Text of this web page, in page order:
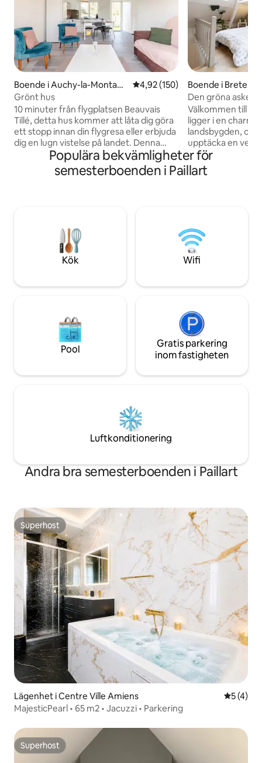
Boende i Auchy-la-Montagn
e
4,92 av 5 i genomsnittligt
4,92 (150)
Grönt hus
10 minuter från flygplatsen Beauvais
Tillé, detta hus kommer att låta dig göra
ett stopp innan din flygresa eller erbjuda
dig en lugn vistelse på landet. Denna
mycket trevliga lilla by ligger 10 minuter
från Beauvais och 1 timme från Paris.
Detta mycket ljusa hus är fullt utrustat
dig, där du kan tillbringa en trevlig stund
skyddad från nyfikna blickar.
Boende i Breteuil
Den gröna asken
Välkommen till l'Écrin
ligger i en
landsbygden,
upptäcka en
Njut av ett inrett
med vardagsrum
hittar två
trädgårdsmöbel
tillgängligt från 1
Populära bekvämligheter för
semesterboenden i Paillart
Kök Wifi
Pool
Gratis parkering
inom fastigheten
Luftkonditionering
Andra bra semesterboenden i Paillart
Superhost
Superhost
Lägenhet i Centre Ville Amiens 5 av 5 i
5 (4)
MajesticPearl • 65 m2 • Jacuzzi • Parkering
Superhost
Superhost